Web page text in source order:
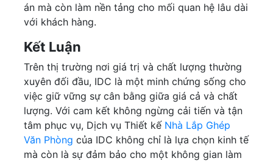
án mà còn làm nền tảng cho mối quan hệ lâu dài
với khách hàng.
Kết Luận
Trên thị trường nơi giá trị và chất lượng thường
xuyên đối đầu, IDC là một minh chứng sống cho
việc giữ vững sự cân bằng giữa giá cả và chất
lượng. Với cam kết không ngừng cải tiến và tận
tâm phục vụ, Dịch vụ Thiết kế Nhà Lắp Ghép
Văn Phòng của IDC không chỉ là lựa chọn kinh tế
mà còn là sự đảm bảo cho một không gian làm